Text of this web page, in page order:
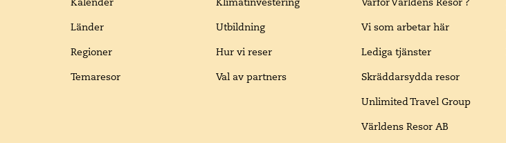
Länder
Regioner
Temaresor
Utbildning
Hur vi reser
Val av partners
Vi som arbetar här
Lediga tjänster
Skräddarsydda resor
Unlimited Travel Group
Världens Resor AB